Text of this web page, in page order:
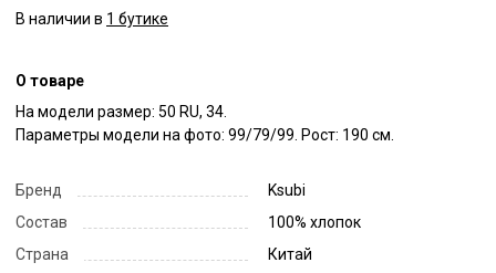
В наличии в 1 бутике
О товаре
На модели размер: 50 RU, 34.
Параметры модели на фото: 99/79/99. Рост: 190 см.
Бренд
Ksubi
Состав
100% хлопок
Страна
Китай